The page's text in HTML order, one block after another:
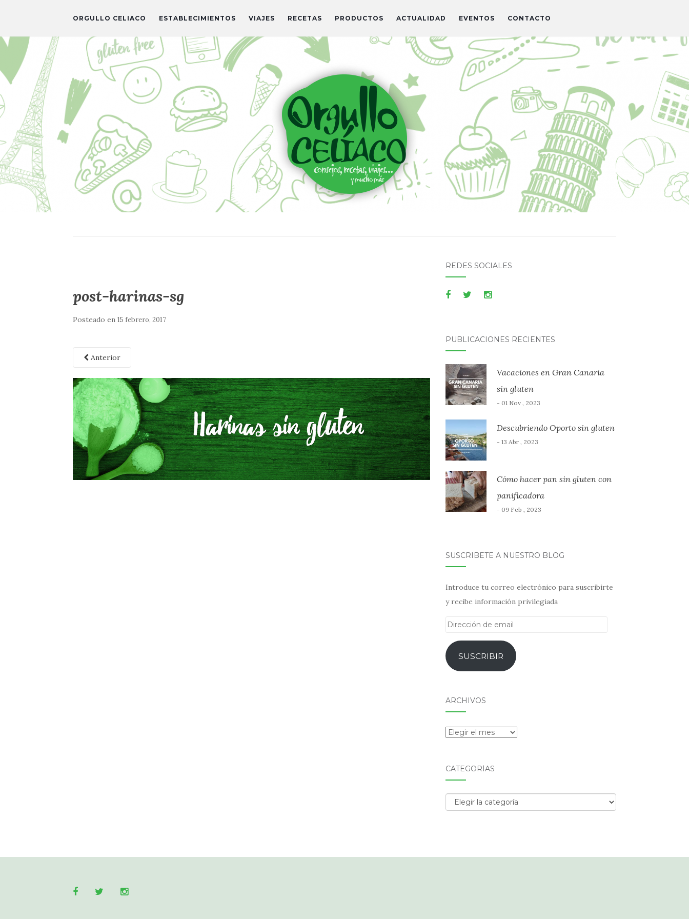
ORGULLO CELIACO ESTABLECIMIENTOS VIAJES RECETAS PRODUCTOS ACTUALIDAD EVENTOS CONTACTO
post-harinas-sg
Posteado en 15 febrero, 2017
Anterior
REDES SOCIALES
PUBLICACIONES RECIENTES
Vacaciones en Gran Canaria
sin gluten
- 01 Nov , 2023
Descubriendo Oporto sin gluten
- 13 Abr , 2023
Cómo hacer pan sin gluten con
panificadora
- 09 Feb , 2023
SUSCRÍBETE A NUESTRO BLOG
Introduce tu correo electrónico para suscribirte
y recibe información privilegiada
Dirección
emailSUSCRIBIR
ARCHIVOS
Archivos
CATEGORÍAS
Categorías